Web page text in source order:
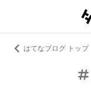
はてなブログ トップ